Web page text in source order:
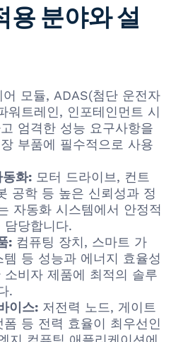
용 분야와 설
어 모듈, ADAS(첨단 운전자
워트레인, 인포테인먼트 시
엄격한 성능 요구사항을
부품에 필수적으로 사용
동화: 모터 드라이브, 컨트
공학 등 높은 신뢰성과 정
자동화 시스템에서 안정적
담당합니다.
: 컴퓨팅 장치, 스마트 가
등 성능과 에너지 효율성
소비자 제품에 최적의 솔루
.
이스: 저전력 노드, 게이트
등 전력 효율이 최우선인